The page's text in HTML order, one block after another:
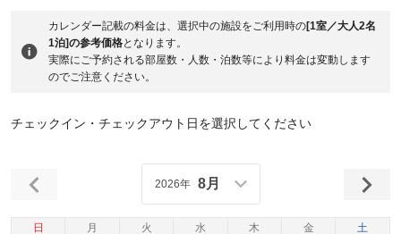
カレンダー記載の料金は、選択中の施設をご利用時の[1室／大人2名
1泊]の参考価格となります。
実際にご予約される部屋数・人数・泊数等により料金は変動します
のでご注意ください。
チェックイン・チェックアウト日を選択してください
日 月 火 水 木 金 土
2026年 8月